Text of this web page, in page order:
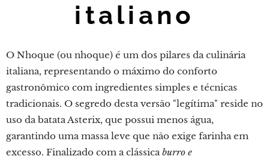
italiano
O Nhoque (ou nhoque) é um dos pilares da culinária
italiana, representando o máximo do conforto
gastronômico com ingredientes simples e técnicas
tradicionais. O segredo desta versão "legítima" reside no
uso da batata Asterix, que possui menos água,
garantindo uma massa leve que não exige farinha em
excesso. Finalizado com a clássicaburro e